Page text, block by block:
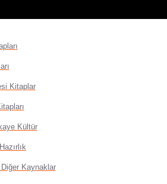
Kitaplar
Kültür
Kaynaklar
Çim 35X50 - 2 adet
Çim Yapay